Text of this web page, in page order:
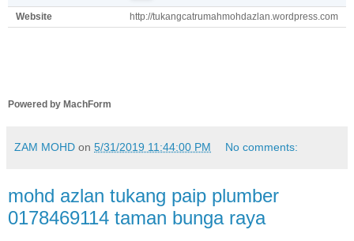
Website
http://tukangcatrumahmohdazlan.wordpress.com
Powered by MachForm
ZAM MOHD on 5/31/2019 11:44:00 PM No comments:
mohd azlan tukang paip plumber
0178469114 taman bunga raya